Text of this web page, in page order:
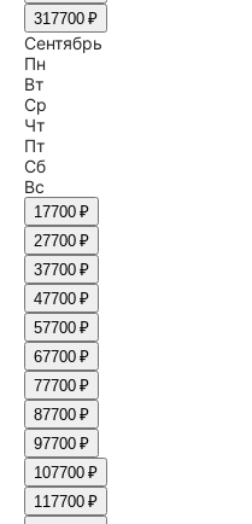
317700 ₽
Сентябрь
Пн
Вт
Ср
Чт
Пт
Сб
Вс
17700 ₽
27700 ₽
37700 ₽
47700 ₽
57700 ₽
67700 ₽
77700 ₽
87700 ₽
97700 ₽
107700 ₽
117700 ₽